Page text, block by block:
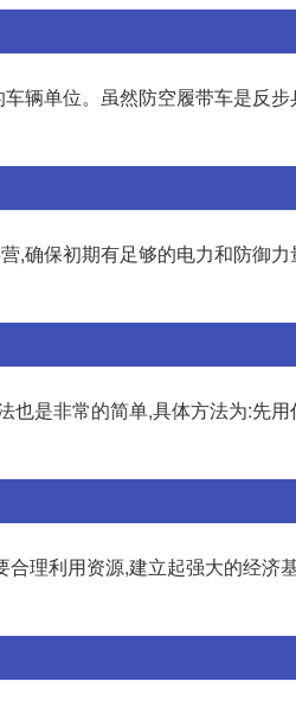
辆单位。虽然防空履带车是反
,确保初期有足够的电力和防御
是非常的简单,具体方法为:先
理利用资源,建立起强大的经济